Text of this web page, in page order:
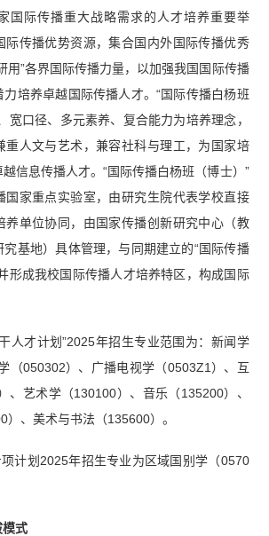
国际传播重大战略需求的人才培养重要举
际传播优势资源，集合国内外国际传播优秀
用”各界国际传播力量，以加强我国国际传播
培养卓越国际传播人才。“国际传播白杨班
宽口径、多元素养、复合能力为培养理念，
重人文与艺术，兼容社科与理工，为国家培
信息传播人才。“国际传播白杨班（博士）”
国家重点实验室，由研究生院代表学校直接
养单位协同，由国家传播创新研究中心（教
基地）具体管理，与同期建立的“国际传播
形成我校国际传播人才培养特区，构成国际
人才计划”2025年招生专业范围为：新闻学
（050302）、广播电视学（0503Z1）、互
、艺术学（130100）、音乐（135200）、
）、美术与书法（135600）。
项计划2025年招生专业为区域国别学（0570
模式